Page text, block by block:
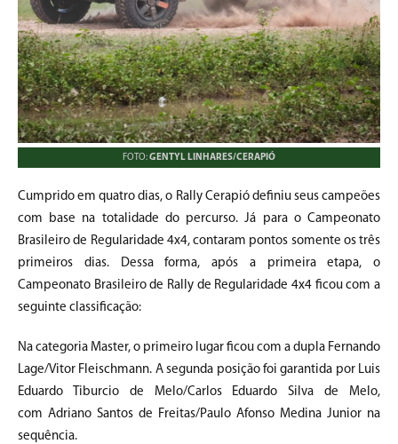
FOTO:GENTYL LINHARES/CERAPIÓ
Cumprido em quatro dias, o Rally Cerapió definiu seus campeões
com base na totalidade do percurso. Já para o Campeonato
Brasileiro de Regularidade 4x4, contaram pontos somente os três
primeiros dias. Dessa forma, após a primeira etapa, o
Campeonato Brasileiro de Rally de Regularidade 4x4 ficou com a
seguinte classificação:
Na categoria Master, o primeiro lugar ficou com a dupla Fernando
Lage/Vitor Fleischmann. A segunda posição foi garantida por Luis
Eduardo Tiburcio de Melo/Carlos Eduardo Silva de Melo,
com Adriano Santos de Freitas/Paulo Afonso Medina Junior na
sequência.